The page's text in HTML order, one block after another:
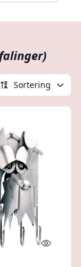
Sortering
Quick